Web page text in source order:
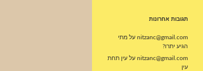
תגובות אחרונות
nitzanc@gmail.com על מתי
הגיע יתרו?
nitzanc@gmail.com על עין תחת
עין